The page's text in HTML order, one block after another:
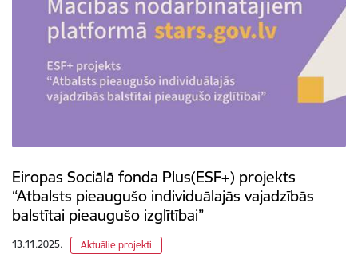
Eiropas Sociālā fonda Plus(ESF+) projekts
“Atbalsts pieaugušo individuālajās vajadzībās
balstītai pieaugušo izglītībai”
13.11.2025. Aktuālie projekti